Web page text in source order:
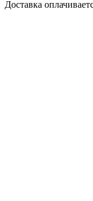
Доставка